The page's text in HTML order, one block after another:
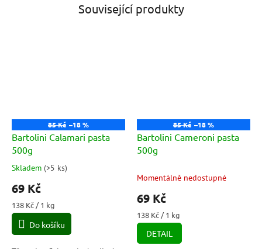
Související produkty
85 Kč –18 %
Bartolini Calamari pasta
500g
Průměrné
produktu
je
5,0
5
hvězdiček.
Skladem (>5 ks)
69 Kč
Měrná
cena:
138 Kč / 1 kg
Do košíku
85 Kč –18 %
Bartolini Cameroni pasta
500g
Momentálně nedostupné
69 Kč
Měrná
cena:
138 Kč / 1 kg
DETAIL